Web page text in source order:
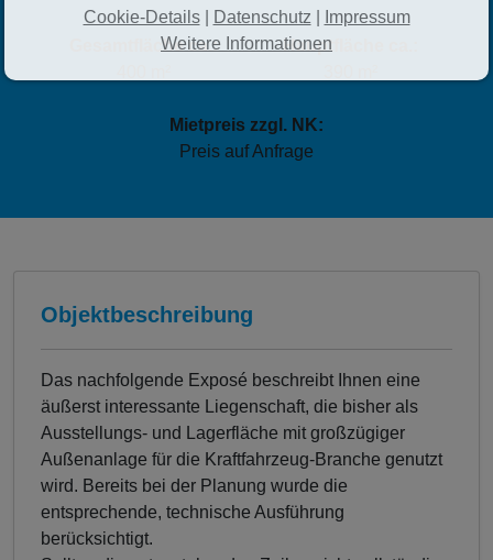
Gesamtfläche ca.:
Hauptfläche ca.:
Mietpreis zzgl. NK:
Preis auf Anfrage
Objektbeschreibung
Das nachfolgende Exposé beschreibt Ihnen eine
äußerst interessante Liegenschaft, die bisher als
Ausstellungs- und Lagerfläche mit großzügiger
Außenanlage für die Kraftfahrzeug-Branche genutzt
wird. Bereits bei der Planung wurde die
entsprechende, technische Ausführung
berücksichtigt.
Cookie-Details| Datenschutz
Impressum
Weitere Informationen